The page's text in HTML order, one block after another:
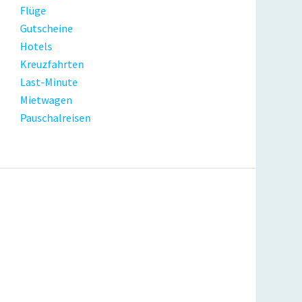
Flüge
Gutscheine
Hotels
Kreuzfahrten
Last-Minute
Mietwagen
Pauschalreisen